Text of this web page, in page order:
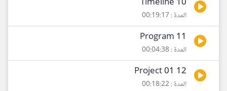
المدة : 00:19:17
11 Program
المدة : 00:04:38
12 Project 01
المدة : 00:18:22